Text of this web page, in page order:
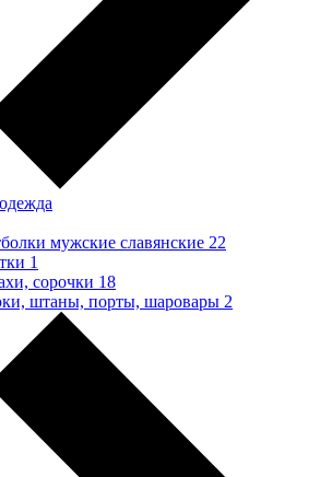
мужские славянские 22
1
сорочки 18
штаны, порты, шаровары 2